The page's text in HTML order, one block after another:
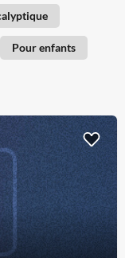
Pour enfants